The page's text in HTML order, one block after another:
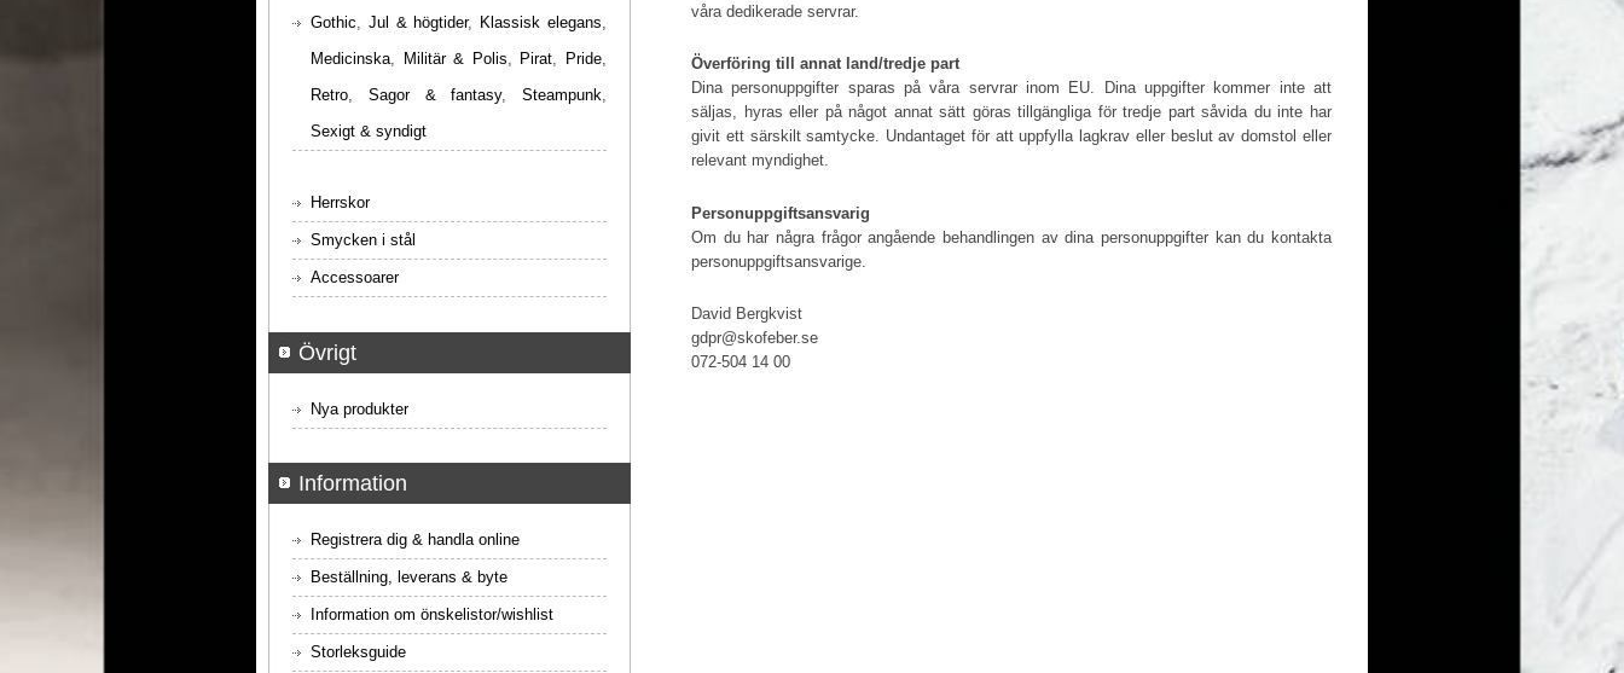
våra dedikerade servrar.
Överföring till annat land/tredje part
Dina personuppgifter sparas på våra servrar inom EU. Dina uppgifter kommer inte att
säljas, hyras eller på något annat sätt göras tillgängliga för tredje part såvida du inte har
givit ett särskilt samtycke. Undantaget för att uppfylla lagkrav eller beslut av domstol eller
relevant myndighet.
Personuppgiftsansvarig
Om du har några frågor angående behandlingen av dina personuppgifter kan du kontakta
personuppgiftsansvarige.
David Bergkvist
gdpr@skofeber.se
072-504 14 00
Gothic, Jul & högtider, Klassisk elegans,
Medicinska, Militär & Polis, Pirat, Pride,
Retro, Sagor & fantasy, Steampunk,
Sexigt & syndigt
Herrskor
Smycken i stål
Accessoarer
Övrigt
Nya produkter
Information
Registrera dig & handla online
Beställning, leverans & byte
Information om önskelistor/wishlist
Storleksguide